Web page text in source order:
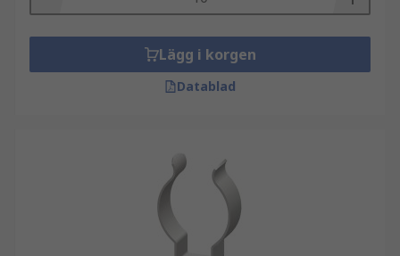
Lägg i korgen
Datablad